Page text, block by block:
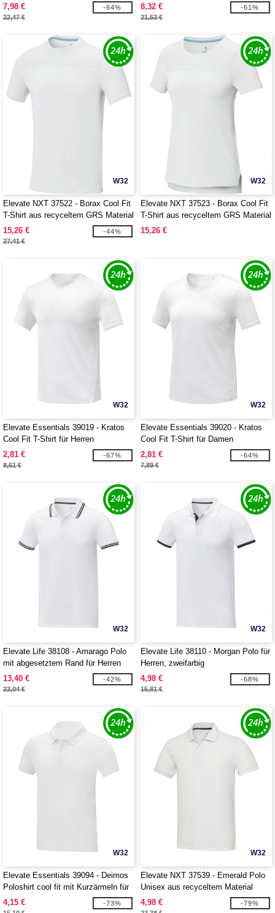
Bio-Baumwolle für Herren
7,98 €
22,47 €
-64%
Bio-Baumwolle für Damen
8,32 €
21,53 €
-61%
W32
Elevate NXT 37522 - Borax Cool Fit
T-Shirt aus recyceltem GRS Material
für Herren
15,26 €
27,41 €
-44%
W32
Elevate NXT 37523 - Borax Cool Fit
T-Shirt aus recyceltem GRS Material
für Damen
15,26 €
W32
Elevate Essentials 39019 - Kratos
Cool Fit T-Shirt für Herren
2,81 €
8,61 €
-67%
W32
Elevate Essentials 39020 - Kratos
Cool Fit T-Shirt für Damen
2,81 €
7,89 €
-64%
W32
Elevate Life 38108 - Amarago Polo
mit abgesetztem Rand für Herren
13,40 €
23,04 €
-42%
W32
Elevate Life 38110 - Morgan Polo für
Herren, zweifarbig
4,98 €
15,81 €
-68%
W32
Elevate Essentials 39094 - Deimos
Poloshirt cool fit mit Kurzärmeln für
Herren
4,15 € -73%
W32
Elevate NXT 37539 - Emerald Polo
Unisex aus recyceltem Material
4,98 €
-79%